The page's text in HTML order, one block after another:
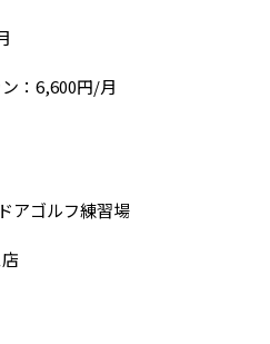
：6,600円/月
アゴルフ練習場